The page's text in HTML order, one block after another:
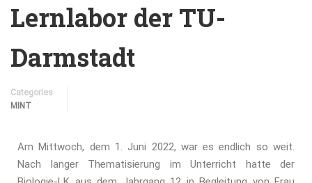
Lernlabor der TU-
Darmstadt
Categories
MINT
Am Mittwoch, dem 1. Juni 2022, war es endlich so weit.
Nach langer Thematisierung im Unterricht hatte der